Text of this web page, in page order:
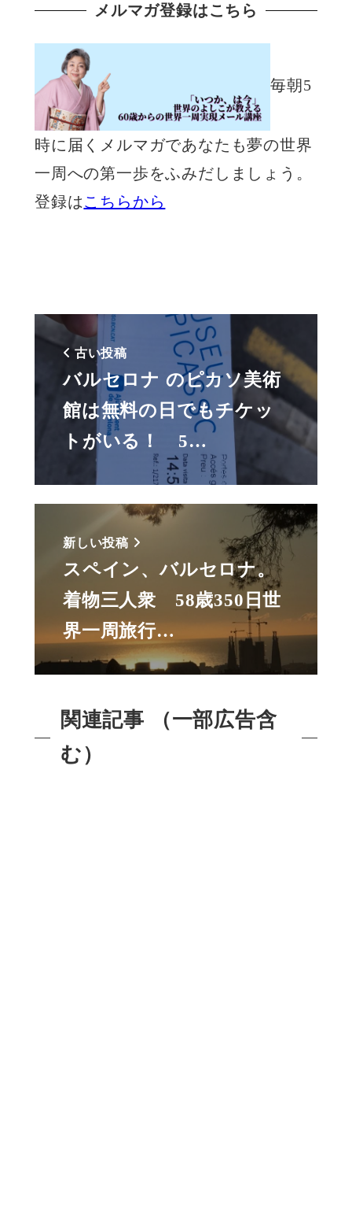
メルマガ登録はこちら
毎朝5
時に届くメルマガであなたも夢の世界
一周への第一歩をふみだしましょう。
登録はこちらから
古い投稿
バルセロナ のピカソ美術
館は無料の日でもチケッ
トがいる！ 5…
新しい投稿
スペイン、バルセロナ。
着物三人衆 58歳350日世
界一周旅行…
関連記事 （一部広告含
む）